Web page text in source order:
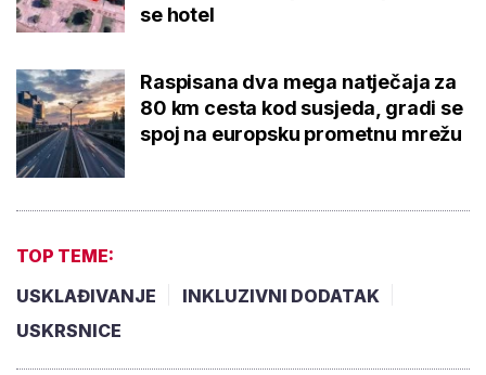
se hotel
Raspisana dva mega natječaja za
80 km cesta kod susjeda, gradi se
spoj na europsku prometnu mrežu
TOP TEME:
USKLAĐIVANJE
INKLUZIVNI DODATAK
USKRSNICE